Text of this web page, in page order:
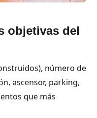
objetivas del
número de
ascensor, parking,
que más